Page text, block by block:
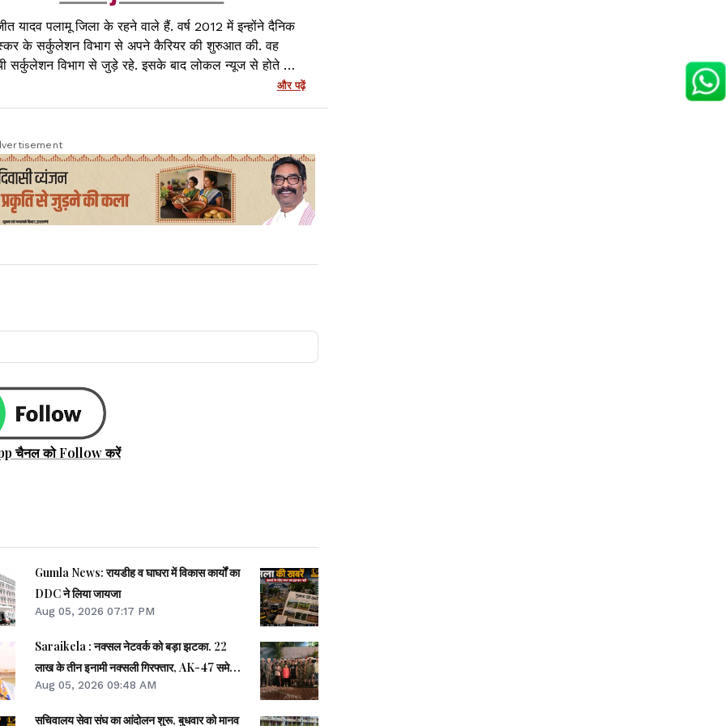
यादव पलामू जिला के रहने वाले हैं. वर्ष 2012 में इन्होंने दैनिक
के सर्कुलेशन विभाग से अपने कैरियर की शुरुआत की. वह
सर्कुलेशन विभाग से जुड़े रहे. इसके बाद लोकल न्यूज से होते हुए
निभायी. वर्तमान में रांची में लगातार न्यूज़ के साथ वर्तमान में
रिपोर्टर के रूप में कार्यरत हूं.
और पढ़ें
चैनल को Follow करें
Gumla News: रायडीह व घाघरा में विकास कार्यों का
DDC ने लिया जायजा
Aug 05, 2026 07:17 PM
Saraikela : नक्सल नेटवर्क को बड़ा झटका. 22
लाख के तीन इनामी नक्सली गिरफ्तार, AK-47 समेत
अन्य हथियार बरामद
Aug 05, 2026 09:48 AM
सचिवालय सेवा संघ का आंदोलन शुरू, बुधवार को मानव